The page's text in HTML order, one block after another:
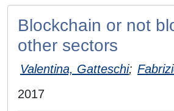
Blockchain or not
other sectors
Valentina, Gatteschi;
2017